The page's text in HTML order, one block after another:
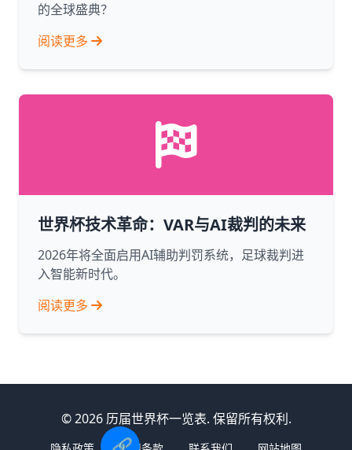
的全球盛典？
阅读更多
世界杯技术革命：VAR与AI裁判的未来
2026年将全面启用AI辅助判罚系统，足球裁判进
入智能新时代。
阅读更多
© 2026 历届世界杯一览表. 保留所有权利.
🔗